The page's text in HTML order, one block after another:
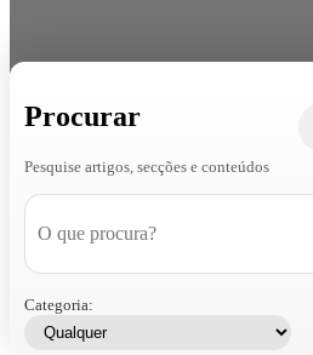
Procurar
Pesquise artigos, secções e conteúdos
Categoria: